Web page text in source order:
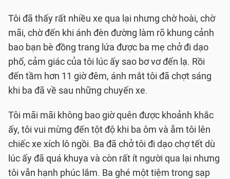
Tôi đã thấy rất nhiều xe qua lại nhưng chờ hoài, chờ
mãi, chờ đến khi ánh đèn đường làm rõ khung cảnh
bao bạn bè đồng trang lứa được ba mẹ chở đi dạo
phố, cảm giác của tôi lúc ấy sao bơ vơ đến lạ. Rồi
đến tầm hơn 11 giờ đêm, ánh mắt tôi đã chợt sáng
khi ba đã về sau những chuyến xe.
Tôi mãi mãi không bao giờ quên được khoảnh khắc
ấy, tôi vui mừng đến tột độ khi ba ôm và ẵm tôi lên
chiếc xe xích lô ngồi. Ba đã chở tôi đi dạo chợ tết dù
lúc ấy đã quá khuya và còn rất ít người qua lại nhưng
tôi vẫn hạnh phúc lắm. Ba ghé một tiệm trong sạp